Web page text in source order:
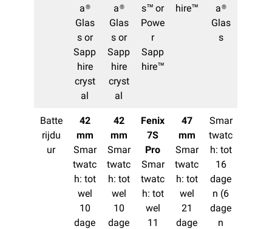
a®
Glas
s or
Sapp
hire
cryst
al
a®
Glas
s or
Sapp
hire
cryst
al
s™ or
Powe
r
Sapp
hire™​
hire™
a®
Glas
s
Batte
rijdu
ur
42
mm
Smar
twatc
h: tot
wel
10
dage
42
mm
Smar
twatc
h: tot
wel
10
dage
Fenix
7S
Pro
Smar
twatc
h: tot
wel
11
47
mm
Smar
twatc
h: tot
wel
21
dage
Smar
twatc
h: tot
16
dage
n (6
dage
n